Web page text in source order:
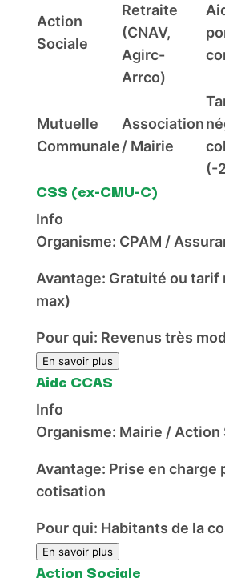
Action
Sociale
Retraite
(CNAV,
Agirc-
Arrco)
Mutuelle
Communale
Association
/ Mairie
(-
CSS (ex-CMU-C)
Info
Organisme: CPAM /
Avantage: Gratuité ou tarif
max)
Pour qui: Revenus très
En savoir plus
Aide CCAS
Info
Organisme: Mairie / Action
Avantage: Prise en charge
cotisation
Pour qui: Habitants de la
En savoir plus
Action Sociale